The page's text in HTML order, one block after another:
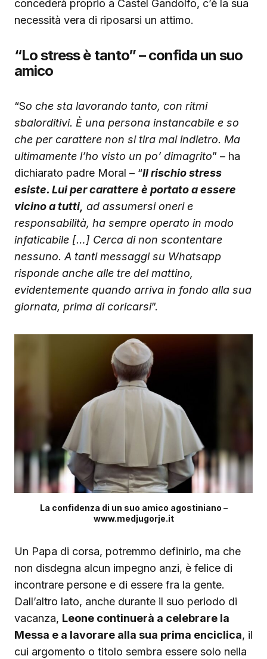
concederà proprio a Castel Gandolfo, c’è la sua
necessità vera di riposarsi un attimo.
“Lo stress è tanto” – confida un suo
amico
“So che sta lavorando tanto, con ritmi
sbalorditivi. È una persona instancabile e so
che per carattere non si tira mai indietro. Ma
ultimamente l’ho visto un po’ dimagrito” – ha
dichiarato padre Moral – “Il rischio stress
esiste. Lui per carattere è portato a essere
vicino a tutti, ad assumersi oneri e
responsabilità, ha sempre operato in modo
infaticabile […] Cerca di non scontentare
nessuno. A tanti messaggi su Whatsapp
risponde anche alle tre del mattino,
evidentemente quando arriva in fondo alla sua
giornata, prima di coricarsi”.
La confidenza di un suo amico agostiniano –
www.medjugorje.it
Un Papa di corsa, potremmo definirlo, ma che
non disdegna alcun impegno anzi, è felice di
incontrare persone e di essere fra la gente.
Dall’altro lato, anche durante il suo periodo di
vacanza, Leone continuerà a celebrare la
Messa e a lavorare alla sua prima enciclica, il
cui argomento o titolo sembra essere solo nella